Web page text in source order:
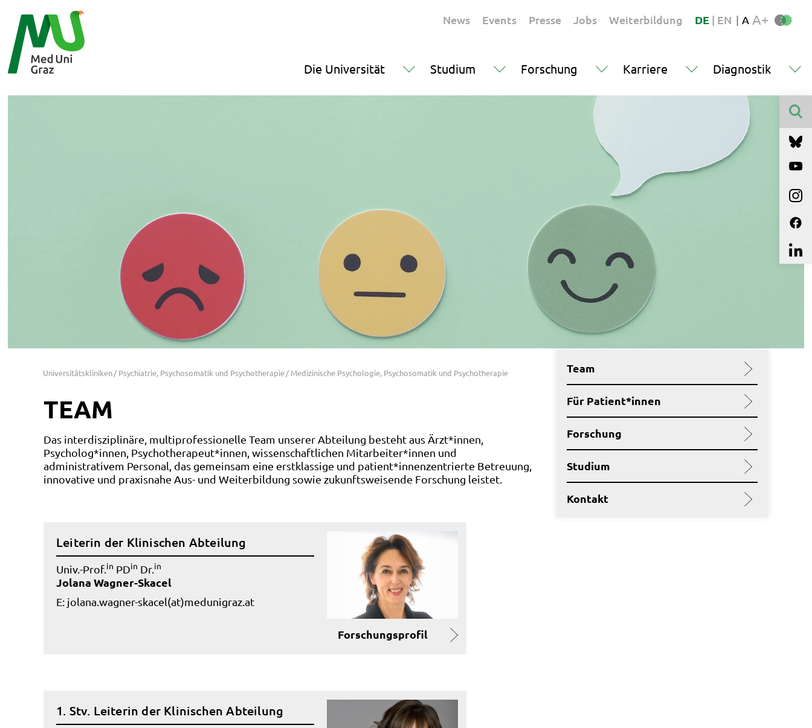
News Events Presse Jobs Weiterbildung DE | EN | A A+
Die Universität Studium Forschung Karriere Diagnostik
Medizinische Psychologie, Psychosomatik und Psychotherapie
Psychiatrie, Psychosomatik und Psychotherapie
Universitätskliniken
TEAM
Team
Für Patient*innen
Forschung
Studium
Kontakt
Das interdisziplinäre, multiprofessionelle Team unserer Abteilung besteht aus Ärzt*innen,
Psycholog*innen, Psychotherapeut*innen, wissenschaftlichen Mitarbeiter*innen und
administrativem Personal, das gemeinsam eine erstklassige und patient*innenzentrierte Betreuung,
innovative und praxisnahe Aus- und Weiterbildung sowie zukunftsweisende Forschung leistet.
Leiterin der Klinischen Abteilung
Univ.-Prof. in PDin Dr. in
Jolana Wagner-Skacel
E: jolana.wagner-skacel(at)medunigraz.at
Forschungsprofil
1. Stv. Leiterin der Klinischen Abteilung